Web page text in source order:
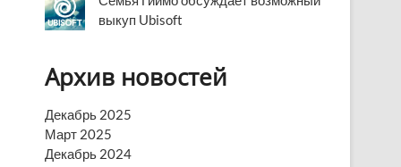
выкуп Ubisoft
Архив новостей
Декабрь 2025
Март 2025
Декабрь 2024